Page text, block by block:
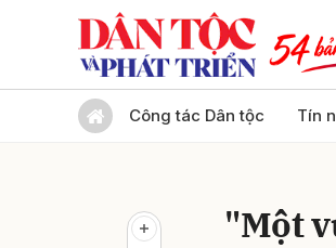
Công tác Dân tộc Tín
"Một